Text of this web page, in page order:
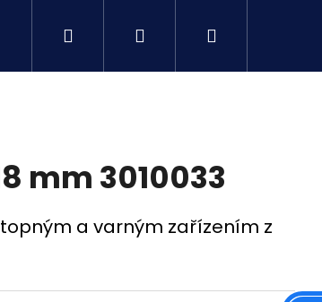
Kontakty Přihlášení
mm 3010033
a varným zařízením z